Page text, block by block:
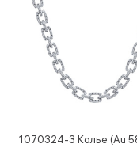
1070324-3 Колье (Au